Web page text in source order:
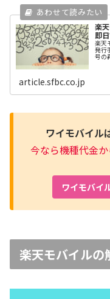
楽
即
楽天
発行
号の
article.sfbc.co.jp
ワイモバイル
今なら機種代金か
ワイモバイ
楽天モバイルの